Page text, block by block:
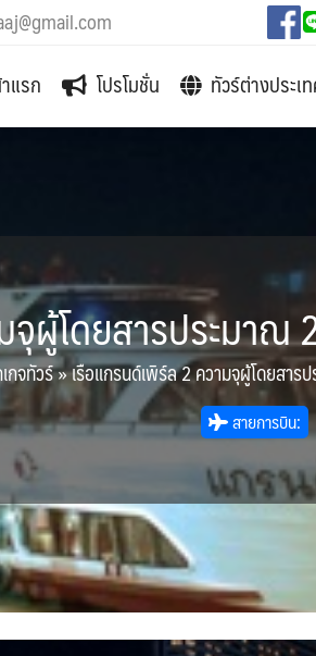
แรก โปรโมชั่น ทัวร์ต่างประเ
จุผู้โดยสารประมา
กจทัวร์»เรือแกรนด์เพิร์ล 2 ความจุผู้โดยสา
สายการบิน: